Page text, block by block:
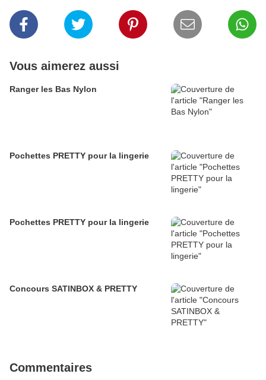
Vous aimerez aussi
Ranger les Bas Nylon
Pochettes PRETTY pour la lingerie
Pochettes PRETTY pour la lingerie
Concours SATINBOX & PRETTY
Commentaires